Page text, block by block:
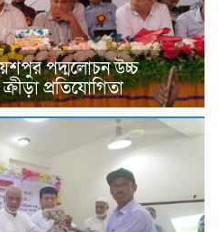
পদ্মলোচন উচ্চ
প্রতিযোগিতা